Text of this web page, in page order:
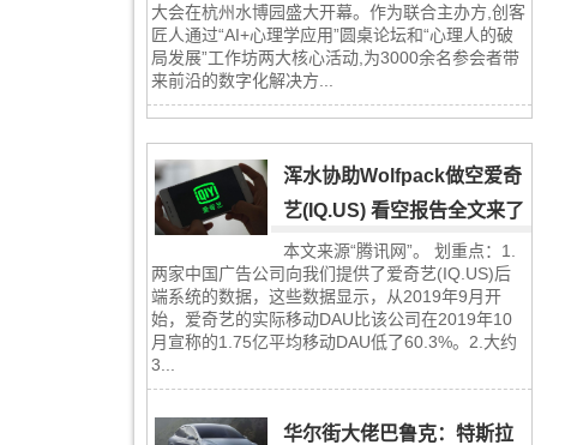
大会在杭州水博园盛大开幕。作为联合主办方,创客
匠人通过“AI+心理学应用”圆桌论坛和“心理人的破
局发展”工作坊两大核心活动,为3000余名参会者带
来前沿的数字化解决方...
浑水协助Wolfpack做空爱奇
艺(IQ.US) 看空报告全文来了
本文来源“腾讯网”。 划重点：1.
两家中国广告公司向我们提供了爱奇艺(IQ.US)后
端系统的数据，这些数据显示，从2019年9月开
始，爱奇艺的实际移动DAU比该公司在2019年10
月宣称的1.75亿平均移动DAU低了60.3%。2.大约
3...
华尔街大佬巴鲁克：特斯拉